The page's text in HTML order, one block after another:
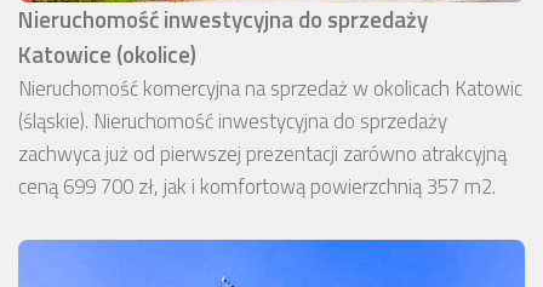
Nieruchomość inwestycyjna do sprzedaży
Katowice (okolice)
Nieruchomość komercyjna na sprzedaż w okolicach Katowic
(śląskie). Nieruchomość inwestycyjna do sprzedaży
zachwyca już od pierwszej prezentacji zarówno atrakcyjną
ceną 699 700 zł, jak i komfortową powierzchnią 357 m2.